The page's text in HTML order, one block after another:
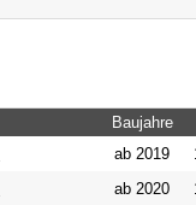
Baujahre
ab 2019
ab 2020